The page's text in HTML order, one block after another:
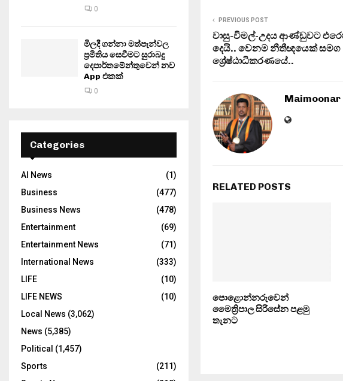
PREVIOUS POST
වාසු-විමල්-උදය ආණ්ඩුවට
දෙයි.. වෙනම නීතීඥයෙක් සමග
ශ්‍රේෂ්ඨාධිකරණයේ..
Maimoonar
RELATED POSTS
පොළොන්නරුවෙන්
මෛත්‍රිපාල සිරිසේන පළමු
තැනට
0
මිලදී ගන්නා මත්පැන්වල
ප්‍රමිතිය සෙවීමට සුරාබදු
දෙපාර්තමේන්තුවෙන් නව
App එකක්
0
Categories
AI News
(1)
Business
(477)
Business News
(478)
Entertainment
(69)
Entertainment News
(71)
International News
(333)
LIFE
(10)
LIFE NEWS
(10)
Local News (3,062)
News (5,385)
Political (1,457)
Sports
(211)